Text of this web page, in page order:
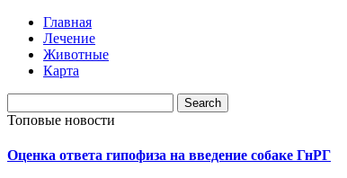
Главная
Лечение
Животные
Карта
Топовые новости
Оценка ответа гипофиза на введение собаке ГнРГ